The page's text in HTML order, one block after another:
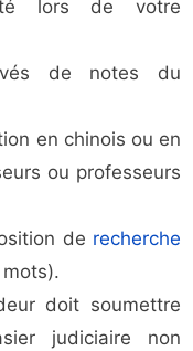
lors de votre
de notes du
en chinois ou en
ou professeurs
de recherche
doit soumettre
judiciaire non